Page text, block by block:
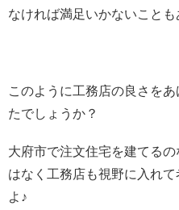
なければ満足いかないことも
このように工務店の良さを
たでしょうか？
大府市で注文住宅を建てる
はなく工務店も視野に入れ
よ♪